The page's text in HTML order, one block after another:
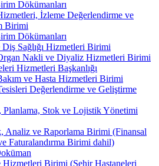
Dökümanları
İzleme Değerlendirme ve
Birimi
Dökümanları
Diş Sağlığı Hizmetleri Birimi
Nakli ve Diyaliz Hizmetleri Birimi
Hizmetleri Başkanlığı
ve Hasta Hizmetleri Birimi
Değerlendirme ve Geliştirme
Planlama, Stok ve Lojistik Yönetimi
Analiz ve Raporlama Birimi (Finansal
Faturalandırma Birimi dahil)
Hizmetleri Birimi (Şehir Hastaneleri